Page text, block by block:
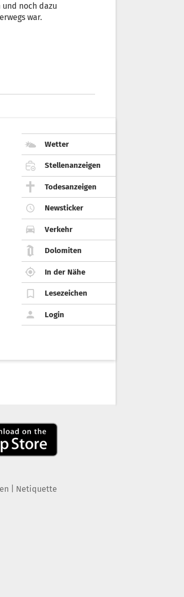
und noch dazu
war.
Wetter
Stellenanzeigen
Todesanzeigen
Newsticker
Verkehr
Dolomiten
In der Nähe
Lesezeichen
Login
Netiquette